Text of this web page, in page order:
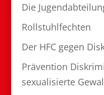
Die
Rollstuhlfechten
Der HFC gegen
Prävention
sexualisierte